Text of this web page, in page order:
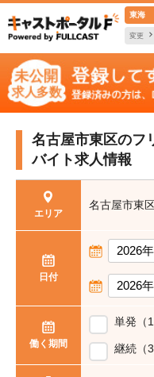
東海
変更
名古屋市東区のフ
バイト求人情報
エリア
名古屋市東
日付
働く期間
単発（1
継続（